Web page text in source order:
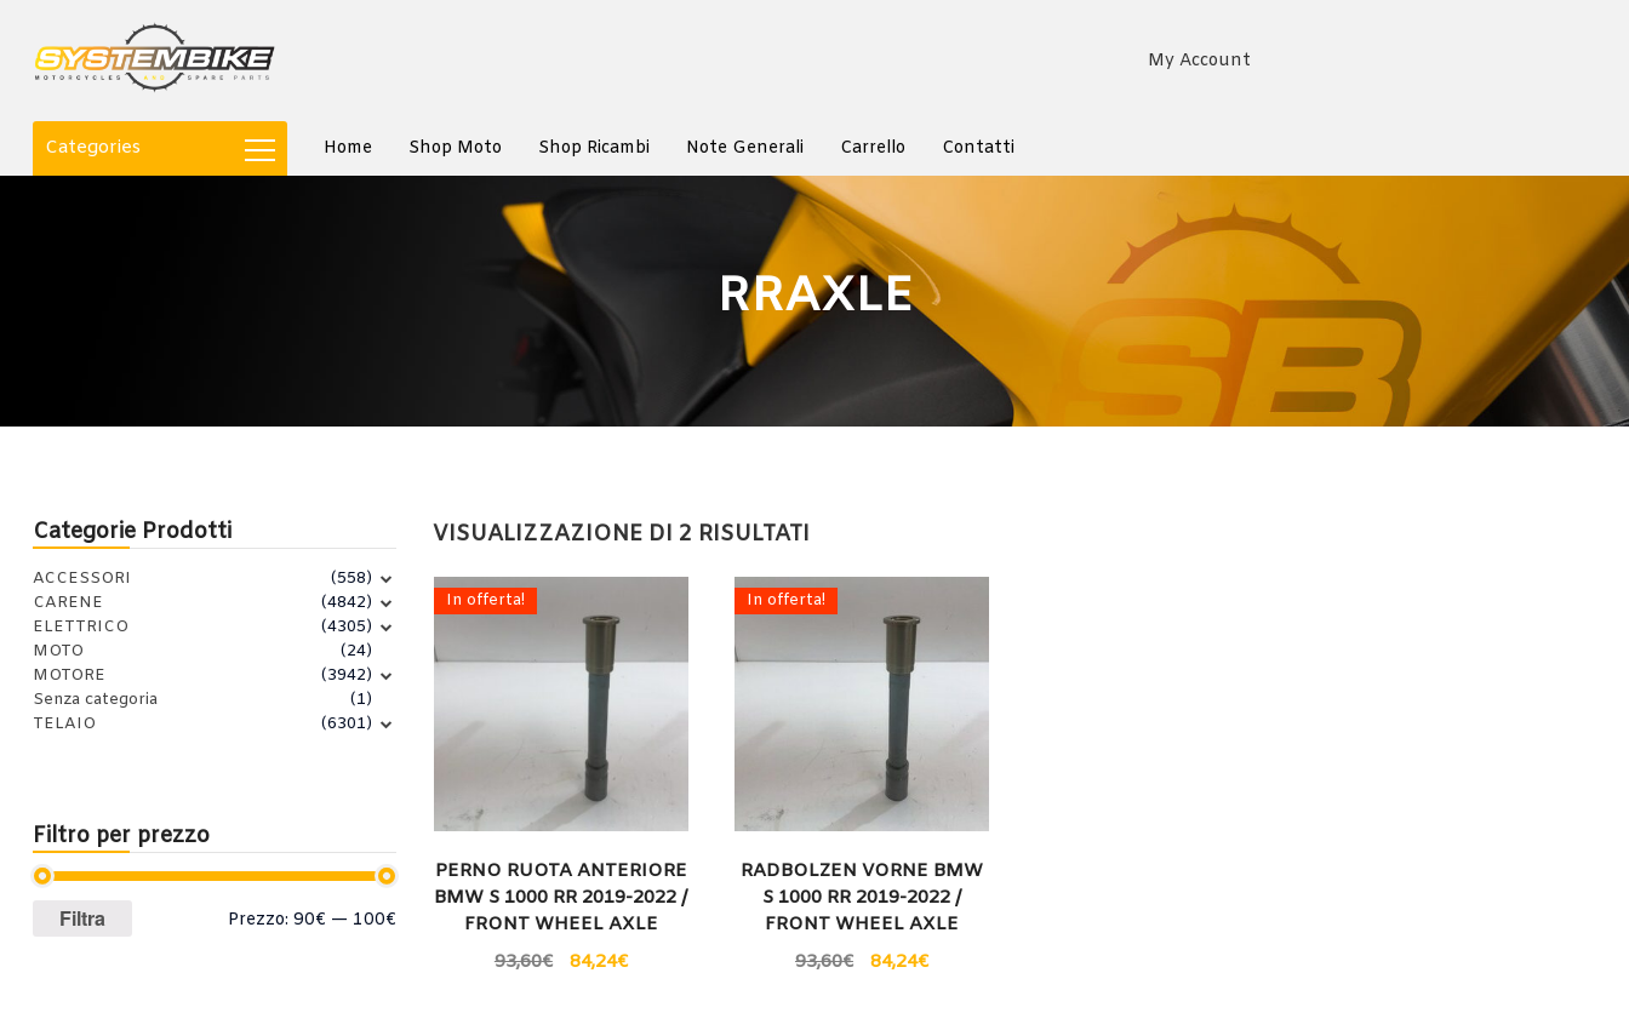
My Account
Categories Home Shop Moto Shop Ricambi Note Generali Carrello Contatti
RRAXLE
Categorie Prodotti
ACCESSORI
(558)
CARENE
(4842)
ELETTRICO
(4305)
MOTO
(24)
MOTORE
(3942)
Senza categoria
(1)
TELAIO
(6301)
Filtro per prezzo
Prezzo
Prezzo
Filtra Prezzo: 90€ — 100€
VISUALIZZAZIONE DI 2 RISULTATI
In offerta!
PERNO RUOTA ANTERIORE
BMW S 1000 RR 2019-2022 /
FRONT WHEEL AXLE
93,60€ 84,24€
In offerta!
RADBOLZEN VORNE BMW
S 1000 RR 2019-2022 /
FRONT WHEEL AXLE
93,60€ 84,24€